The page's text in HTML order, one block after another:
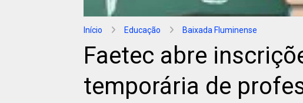
Início Educação Baixada Fluminense
Faetec abre
temporária de